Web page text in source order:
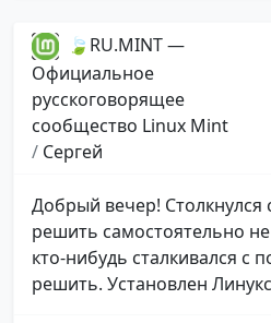
🍃RU.MINT —
Официальное
русскоговорящее
сообщество Linux Mint
/ Сергей
Добрый вечер!
решить самостоятельно
кто-нибудь сталкивался
решить. Установлен